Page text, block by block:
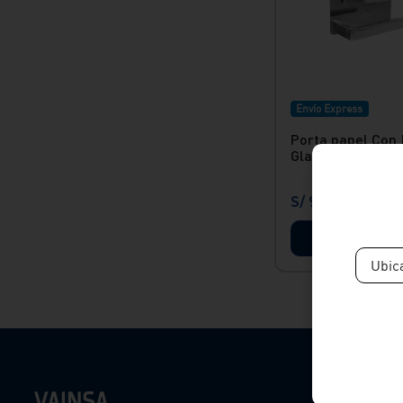
Envío Express
Porta papel Con
Glamour Vainsa
S/ 98